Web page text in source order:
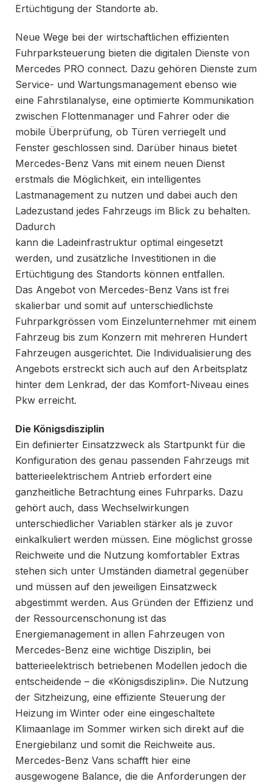
Ertüchtigung der Standorte ab.
Neue Wege bei der wirtschaftlichen effizienten
Fuhrparksteuerung bieten die digitalen Dienste von
Mercedes PRO connect. Dazu gehören Dienste zum
Service- und Wartungsmanagement ebenso wie
eine Fahrstilanalyse, eine optimierte Kommunikation
zwischen Flottenmanager und Fahrer oder die
mobile Überprüfung, ob Türen verriegelt und
Fenster geschlossen sind. Darüber hinaus bietet
Mercedes-Benz Vans mit einem neuen Dienst
erstmals die Möglichkeit, ein intelligentes
Lastmanagement zu nutzen und dabei auch den
Ladezustand jedes Fahrzeugs im Blick zu behalten.
Dadurch
kann die Ladeinfrastruktur optimal eingesetzt
werden, und zusätzliche Investitionen in die
Ertüchtigung des Standorts können entfallen.
Das Angebot von Mercedes-Benz Vans ist frei
skalierbar und somit auf unterschiedlichste
Fuhrparkgrössen vom Einzelunternehmer mit einem
Fahrzeug bis zum Konzern mit mehreren Hundert
Fahrzeugen ausgerichtet. Die Individualisierung des
Angebots erstreckt sich auch auf den Arbeitsplatz
hinter dem Lenkrad, der das Komfort-Niveau eines
Pkw erreicht.
Die Königsdisziplin
Ein definierter Einsatzzweck als Startpunkt für die
Konfiguration des genau passenden Fahrzeugs mit
batterieelektrischem Antrieb erfordert eine
ganzheitliche Betrachtung eines Fuhrparks. Dazu
gehört auch, dass Wechselwirkungen
unterschiedlicher Variablen stärker als je zuvor
einkalkuliert werden müssen. Eine möglichst grosse
Reichweite und die Nutzung komfortabler Extras
stehen sich unter Umständen diametral gegenüber
und müssen auf den jeweiligen Einsatzweck
abgestimmt werden. Aus Gründen der Effizienz und
der Ressourcenschonung ist das
Energiemanagement in allen Fahrzeugen von
Mercedes-Benz eine wichtige Disziplin, bei
batterieelektrisch betriebenen Modellen jedoch die
entscheidende – die «Königsdisziplin». Die Nutzung
der Sitzheizung, eine effiziente Steuerung der
Heizung im Winter oder eine eingeschaltete
Klimaanlage im Sommer wirken sich direkt auf die
Energiebilanz und somit die Reichweite aus.
Mercedes-Benz Vans schafft hier eine
ausgewogene Balance, die die Anforderungen der